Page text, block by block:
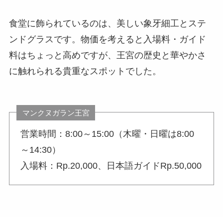
食堂に飾られているのは、美しい象牙細工とステ
ンドグラスです。物価を考えると入場料・ガイド
料はちょっと高めですが、王宮の歴史と華やかさ
に触れられる貴重なスポットでした。
マンクヌガラン王宮
営業時間：8:00～15:00（木曜・日曜は8:00
～14:30）
入場料：Rp.20,000、日本語ガイドRp.50,000